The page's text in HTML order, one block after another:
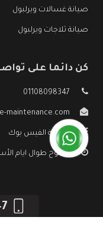
صيانة غسالات ويرلبول
صيانة ثلاجات ويرلبول
كن دائما على
01108098347
maintenance.com
صفحة الفيس بوك
مفتوح طوال ايام